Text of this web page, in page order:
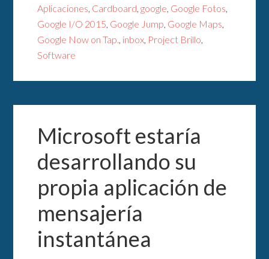
Aplicaciones, Cardboard,google, Google Fotos,
Google I/O 2015, Google Jump, Google Maps,
Google Now on Tap., inbox, Project Brillo,
Software
Microsoft estaría
desarrollando su
propia aplicación de
mensajería
instantánea